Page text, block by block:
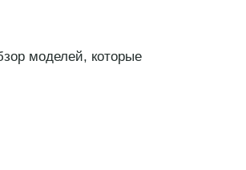
моделей, которые